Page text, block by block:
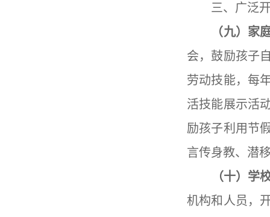
三、广泛
（九）家
会，鼓励孩子
劳动技能，每
活技能展示活
励孩子利用节
言传身教、潜
（十）学
机构和人员，